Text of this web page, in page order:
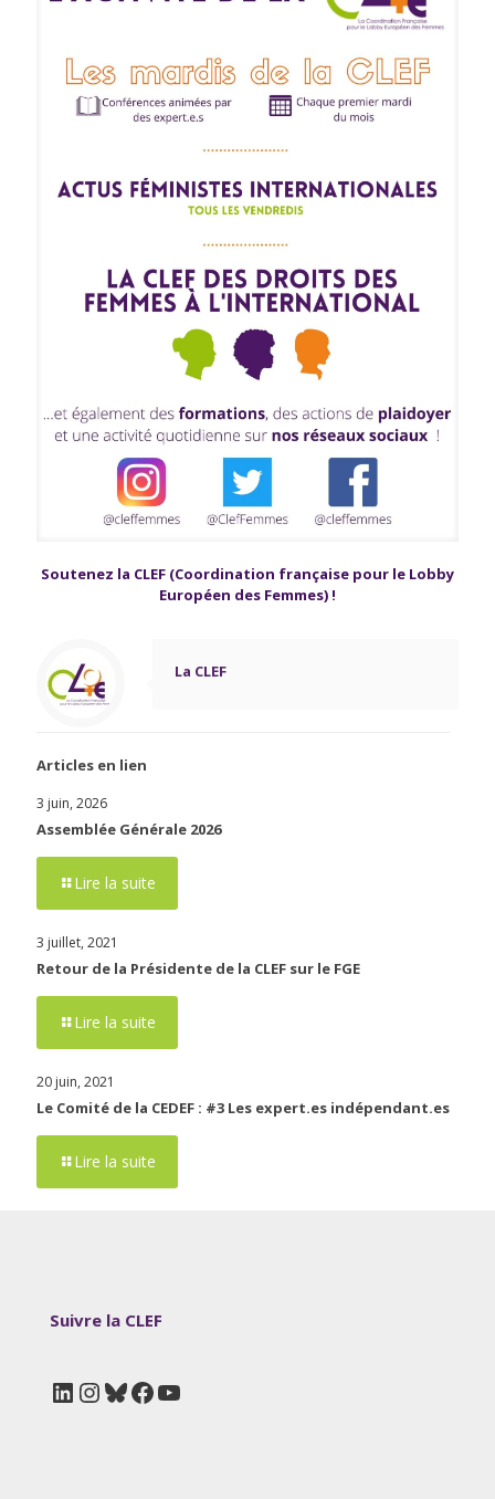
Soutenez la CLEF (Coordination française pour le Lobby
Européen des Femmes) !
La CLEF
Articles en lien
3 juin, 2026
Assemblée Générale 2026
Lire la suite
3 juillet, 2021
Retour de la Présidente de la CLEF sur le FGE
Lire la suite
20 juin, 2021
Le Comité de la CEDEF : #3 Les expert.es indépendant.es
Lire la suite
Suivre la CLEF
LinkedIn
Instagram
Bluesky
Facebook
YouTube